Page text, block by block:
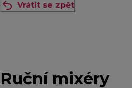
Vrátit se zpět
Ruční mixéry